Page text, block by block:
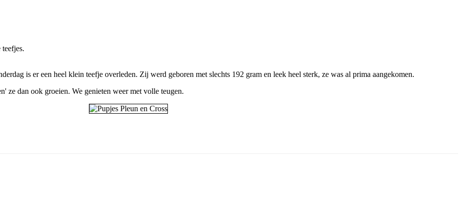
is er een heel klein teefje overleden. Zij werd geboren met slechts 192 gram en leek heel sterk, ze was al prima aangekomen.
ze dan ook groeien. We genieten weer met volle teugen.